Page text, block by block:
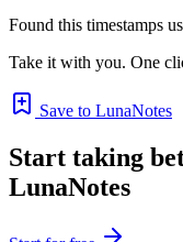
Found this timestamps
Take it with you. One
Save to LunaNotes
Start taking
LunaNotes